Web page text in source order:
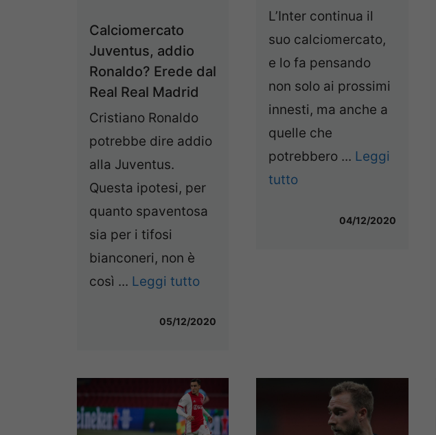
Calciomercato
Juventus, addio
Ronaldo? Erede dal
Real Real Madrid
Cristiano Ronaldo
potrebbe dire addio
alla Juventus.
Questa ipotesi, per
quanto spaventosa
sia per i tifosi
bianconeri, non è
così ... Leggi tutto
05/12/2020
L’Inter continua il
suo calciomercato,
e lo fa pensando
non solo ai prossimi
innesti, ma anche a
quelle che
potrebbero ... Leggi
tutto
04/12/2020